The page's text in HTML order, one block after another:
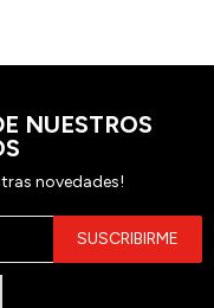
NUESTROS
novedades!
SUSCRIBIRME